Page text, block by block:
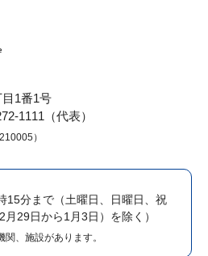
1番1号
1111（代表）
）
15分まで （土曜日、日曜日、祝
29日から1月3日）を除く）
、施設があります。